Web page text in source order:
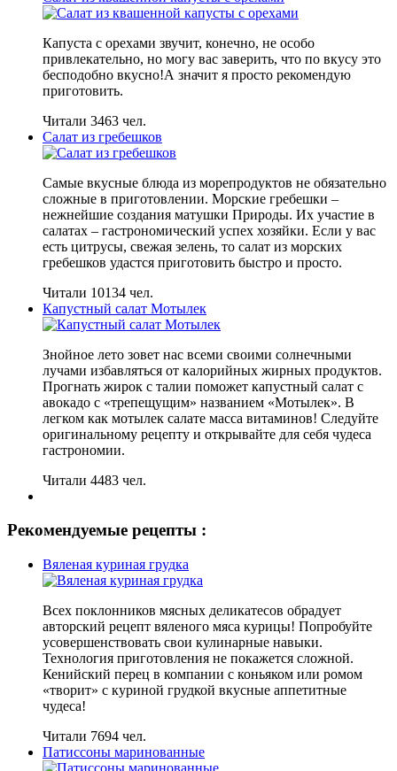
Капуста с орехами звучит, конечно, не особо
привлекательно, но могу вас заверить, что по вкусу это
бесподобно вкусно!А значит я просто рекомендую
приготовить.
Читали 3463 чел.
Салат из гребешков
Самые вкусные блюда из морепродуктов не обязательно
сложные в приготовлении. Морские гребешки –
нежнейшие создания матушки Природы. Их участие в
салатах – гастрономический успех хозяйки. Если у вас
есть цитрусы, свежая зелень, то салат из морских
гребешков удастся приготовить быстро и просто.
Читали 10134 чел.
Капустный салат Мотылек
Знойное лето зовет нас всеми своими солнечными
лучами избавляться от калорийных жирных продуктов.
Прогнать жирок с талии поможет капустный салат с
авокадо с «трепещущим» названием «Мотылек». В
легком как мотылек салате масса витаминов! Следуйте
оригинальному рецепту и открывайте для себя чудеса
гастрономии.
Читали 4483 чел.
Рекомендуемые рецепты :
Вяленая куриная грудка
Всех поклонников мясных деликатесов обрадует
авторский рецепт вяленого мяса курицы! Попробуйте
усовершенствовать свои кулинарные навыки.
Технология приготовления не покажется сложной.
Кенийский перец в компании с коньяком или ромом
«творит» с куриной грудкой вкусные аппетитные
чудеса!
Читали 7694 чел.
Патиссоны маринованные